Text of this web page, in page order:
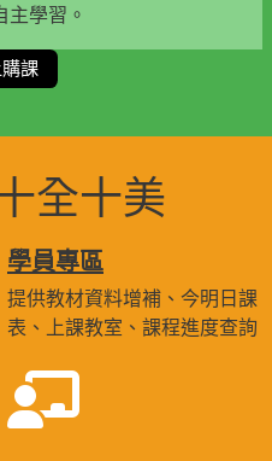
主學習。
課
全十美
學員專區
提供教材資料增補、今明日課
表、上課教室、課程進度查詢